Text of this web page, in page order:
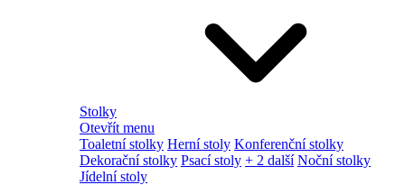
Stolky
Otevřít menu
Toaletní stolky Herní stoly Konferenční stolky
Dekorační stolky Psací stoly + 2 další Noční stolky
Jídelní stoly